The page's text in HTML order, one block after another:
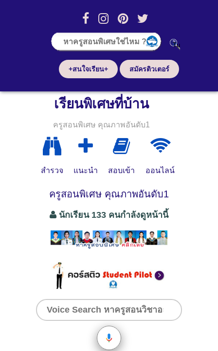
+สนใจเรียน+ สมัครติวเตอร์
เรียนพิเศษที่บ้าน
ครูสอนพิเศษ คุณภาพอันดับ1
สำรวจ แนะนำ สอบเข้า ออนไลน์
ครูสอนพิเศษ คุณภาพอันดับ1
นักเรียน 133 คนกำลังดูหน้านี้